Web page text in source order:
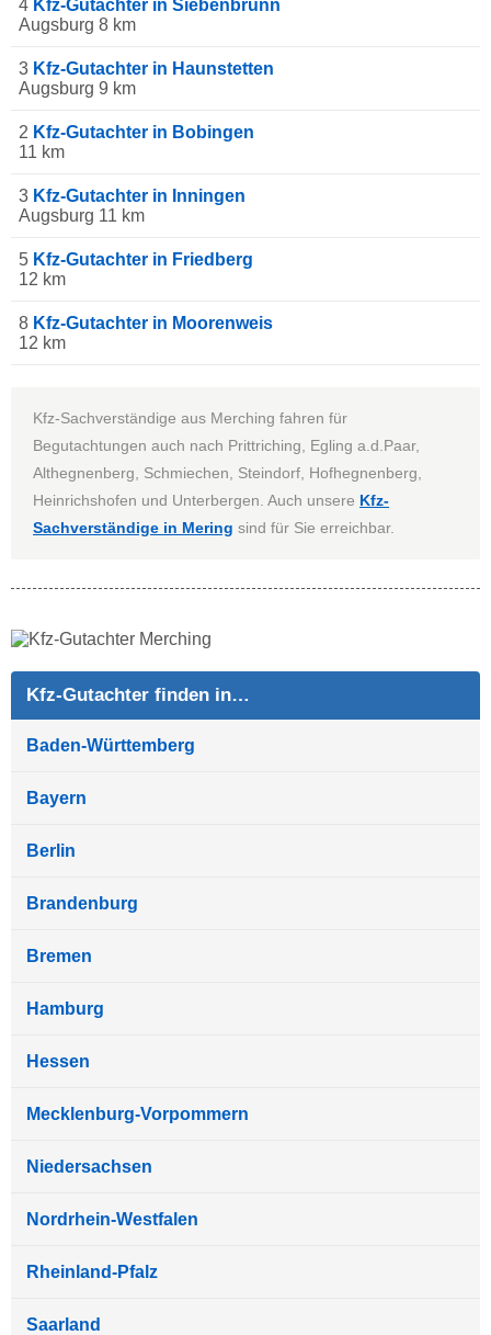
4 Kfz-Gutachter in Siebenbrunn
Augsburg 8 km
3 Kfz-Gutachter in Haunstetten
Augsburg 9 km
2 Kfz-Gutachter in Bobingen
11 km
3 Kfz-Gutachter in Inningen
Augsburg 11 km
5 Kfz-Gutachter in Friedberg
12 km
8 Kfz-Gutachter in Moorenweis
12 km
Kfz-Sachverständige aus Merching fahren für
Begutachtungen auch nach Prittriching, Egling a.d.Paar,
Althegnenberg, Schmiechen, Steindorf, Hofhegnenberg,
Heinrichshofen und Unterbergen. Auch unsere Kfz-
Sachverständige in Mering sind für Sie erreichbar.
Kfz-Gutachter finden in…
Baden-Württemberg
Bayern
Berlin
Brandenburg
Bremen
Hamburg
Hessen
Mecklenburg-Vorpommern
Niedersachsen
Nordrhein-Westfalen
Rheinland-Pfalz
Saarland